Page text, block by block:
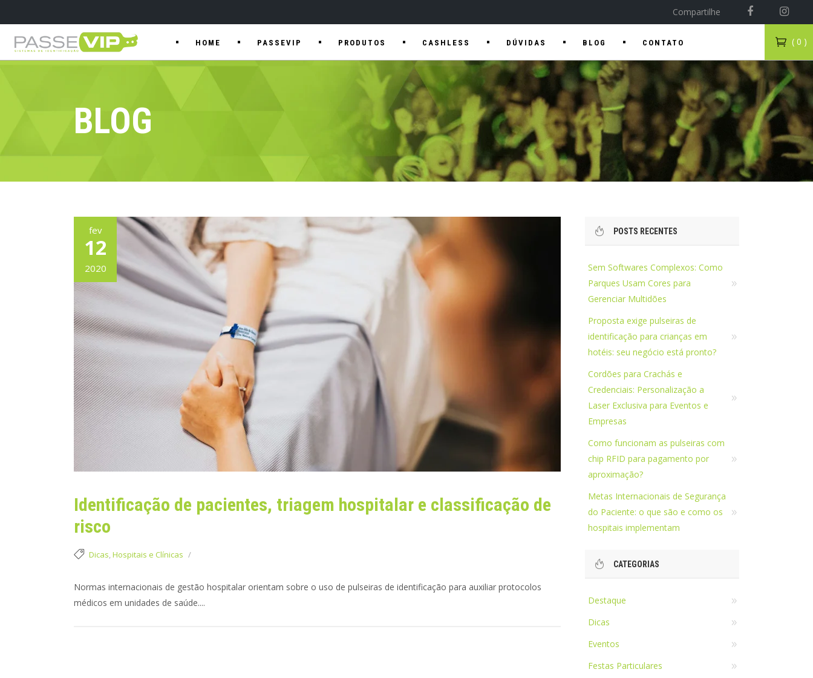
Compartilhe
HOME PASSEVIP PRODUTOS CASHLESS DÚVIDAS BLOG CONTATO ( 0 )
BLOG
fev
12
2020
Identificação de pacientes, triagem hospitalar e classificação de
risco
Dicas,Hospitais e Clínicas
Normas internacionais de gestão hospitalar orientam sobre o uso de pulseiras de identificação para auxiliar protocolos
médicos em unidades de saúde....
POSTS RECENTES
Sem Softwares Complexos: Como
Parques Usam Cores para
Gerenciar Multidões
Proposta exige pulseiras de
identificação para crianças em
hotéis: seu negócio está pronto?
Cordões para Crachás e
Credenciais: Personalização a
Laser Exclusiva para Eventos e
Empresas
Como funcionam as pulseiras com
chip RFID para pagamento por
aproximação?
Metas Internacionais de Segurança
do Paciente: o que são e como os
hospitais implementam
CATEGORIAS
Destaque
Dicas
Eventos
Festas Particulares